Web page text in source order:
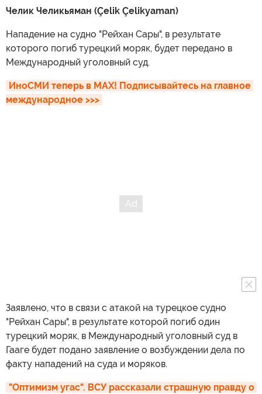
Челик Челикьяман (Çelik Çelikyaman)
Нападение на судно "Рейхан Сары", в результате
которого погиб турецкий моряк, будет передано в
Международный уголовный суд.
ИноСМИ теперь в MAX! Подписывайтесь на главное
международное >>>
Заявлено, что в связи с атакой на турецкое судно
"Рейхан Сары", в результате которой погиб один
турецкий моряк, в Международный уголовный суд в
Гааге будет подано заявление о возбуждении дела по
факту нападений на суда и моряков.
"Оптимизм угас". ВСУ рассказали страшную правду о